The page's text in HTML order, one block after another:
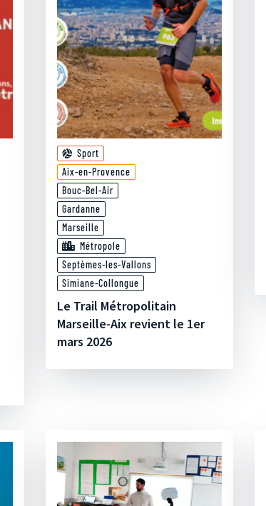
Sport
Aix-en-Provence
Bouc-Bel-Air
Gardanne
Marseille
Métropole
Septèmes-les-Vallons
Simiane-Collongue
Le Trail Métropolitain
Marseille-Aix revient le 1er
mars 2026